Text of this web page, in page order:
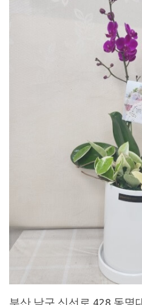
부산 남구 신선로 428 동명